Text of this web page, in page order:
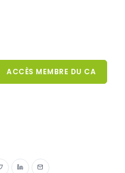
ACCÈS MEMBRE DU CA